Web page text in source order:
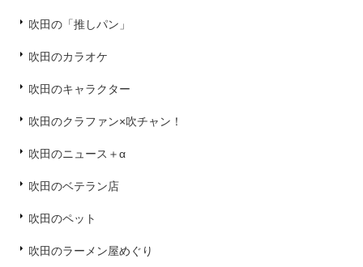
吹田の「推しパン」
吹田のカラオケ
吹田のキャラクター
吹田のクラファン×吹チャン！
吹田のニュース＋α
吹田のベテラン店
吹田のペット
吹田のラーメン屋めぐり